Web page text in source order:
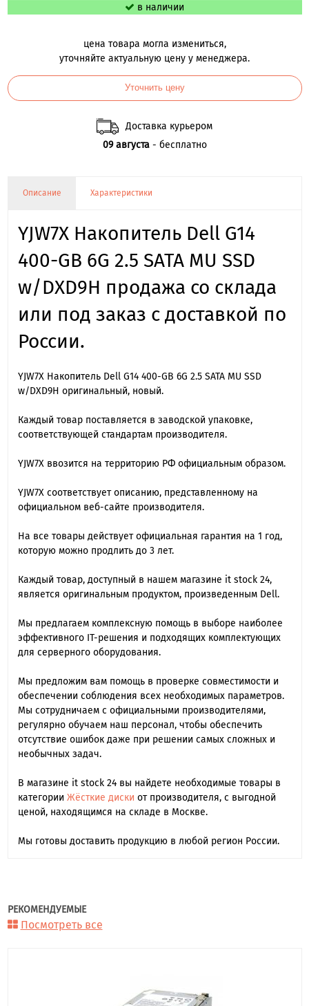
в наличии
цена товара могла измениться,
уточняйте актуальную цену у менеджера.
Уточнить цену
Доставка курьером
09 августа- бесплатно
Описание Характеристики
YJW7X Накопитель Dell G14
400-GB 6G 2.5 SATA MU SSD
w/DXD9H продажа со склада
или под заказ с доставкой по
России.
YJW7X Накопитель Dell G14 400-GB 6G 2.5 SATA MU SSD
w/DXD9H оригинальный, новый.
Каждый товар поставляется в заводской упаковке,
соответствующей стандартам производителя.
YJW7X ввозится на территорию РФ официальным образом.
YJW7X cоответствует описанию, представленному на
официальном веб-сайте производителя.
На все товары действует официальная гарантия на 1 год,
которую можно продлить до 3 лет.
Каждый товар, доступный в нашем магазине it stock 24,
является оригинальным продуктом, произведенным Dell.
Мы предлагаем комплексную помощь в выборе наиболее
эффективного IT-решения и подходящих комплектующих
для серверного оборудования.
Мы предложим вам помощь в проверке совместимости и
обеспечении соблюдения всех необходимых параметров.
Мы сотрудничаем с официальными производителями,
регулярно обучаем наш персонал, чтобы обеспечить
отсутствие ошибок даже при решении самых сложных и
необычных задач.
В магазине it stock 24 вы найдете необходимые товары в
категории Жёсткие диски от производителя, с выгодной
ценой, находящимся на складе в Москве.
Мы готовы доставить продукцию в любой регион России.
РЕКОМЕНДУЕМЫЕ
Посмотреть все